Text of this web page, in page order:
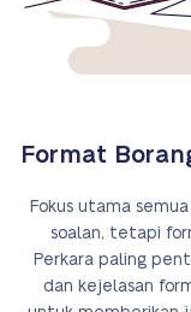
Format
Fokus utama
soalan, tetapi
Perkara paling
dan kejelasan